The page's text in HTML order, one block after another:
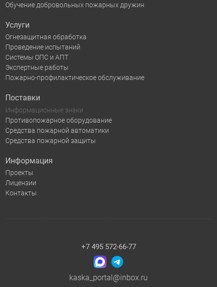
Обучение добровольных пожарных дружин
Услуги
Огнезащитная обработка
Проведение испытаний
Системы ОПС и АПТ
Экспертные работы
Пожарно-профилактическое обслуживание
Поставки
Информационные знаки
Противопожарное оборудование
Средства пожарной автоматики
Средства пожарной защиты
Информация
Проекты
Лицензии
Контакты
+7 495 572-66-77
kaska_portal@inbox.ru